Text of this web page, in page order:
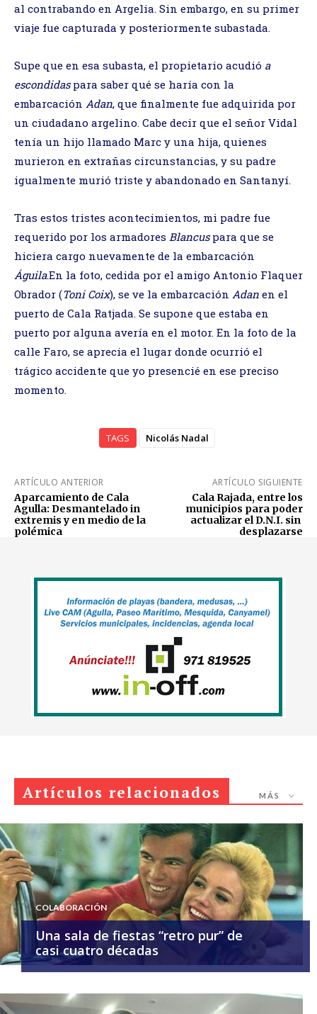
al contrabando en Argelia. Sin embargo, en su primer
viaje fue capturada y posteriormente subastada.
Supe que en esa subasta, el propietario acudió a
escondidaspara saber qué se haría con la
embarcación Adan, que finalmente fue adquirida por
un ciudadano argelino. Cabe decir que el señor Vidal
tenía un hijo llamado Marc y una hija, quienes
murieron en extrañas circunstancias, y su padre
igualmente murió triste y abandonado en Santanyí.
Tras estos tristes acontecimientos, mi padre fue
requerido por los armadores Blancuspara que se
hiciera cargo nuevamente de la embarcación
Águila.En la foto, cedida por el amigo Antonio Flaquer
Obrador (Toni Coix), se ve la embarcación Adan en el
puerto de Cala Ratjada. Se supone que estaba en
puerto por alguna avería en el motor. En la foto de la
calle Faro, se aprecia el lugar donde ocurrió el
trágico accidente que yo presencié en ese preciso
momento.
TAGS Nicolás Nadal
ARTÍCULO ANTERIOR
Aparcamiento de Cala
Agulla: Desmantelado in
extremis y en medio de la
polémica
ARTÍCULO SIGUIENTE
Cala Rajada, entre los
municipios para poder
actualizar el D.N.I. sin
desplazarse
Artículos relacionados MÁS
COLABORACIÓN
Una sala de fiestas “retro pur” de
casi cuatro décadas